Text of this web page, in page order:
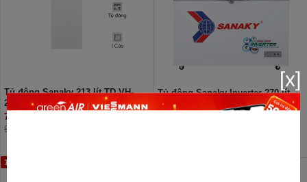
Tủ đông Sanaky 213 lít TD VH-
230VD
7.730.000đ
9.090.000đ
Tủ đông Sanaky Inverter 270 lít
VH-3699A3
13%
[x]